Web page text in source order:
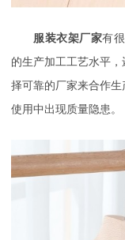
服装衣架厂家有
的生产加工工艺水平
择可靠的厂家来合作
使用中出现质量隐患。